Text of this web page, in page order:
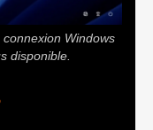
connexion Windows
disponible.